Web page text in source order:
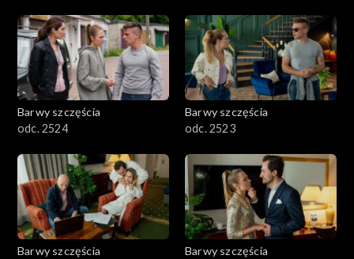
Barwy szczęścia
odc. 2524
Barwy szczęścia
odc. 2523
Barwy szczęścia
Barwy szczęścia